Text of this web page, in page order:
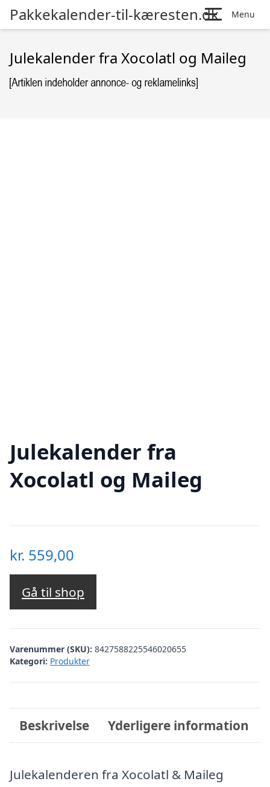
Pakkekalender-til-kæresten.dk Menu
Julekalender fra Xocolatl og Maileg
Julekalender fra
Xocolatl og Maileg
kr. 559,00
Gå til shop
Varenummer (SKU): 8427588225546020655
Kategori: Produkter
Beskrivelse Yderligere information
Julekalenderen fra Xocolatl & Maileg